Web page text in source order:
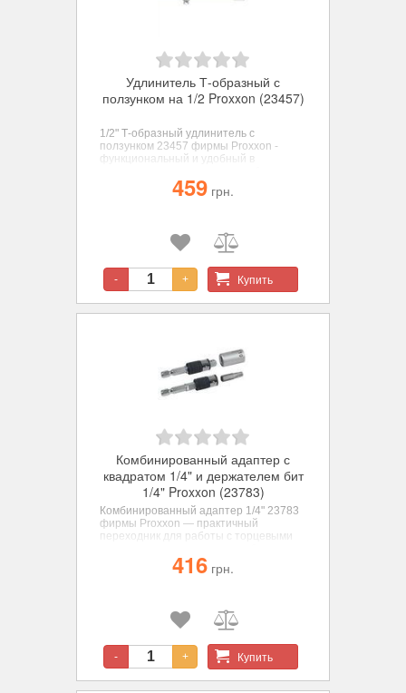
Удлинитель Т-образный с
ползунком на 1/2 Proxxon (23457)
1/2" Т-образный удлинитель с
ползунком 23457 фирмы Proxxon -
функциональный и удобный в
трещотками и отверточными
459 грн.
- + Купить
Комбинированный адаптер с
квадратом 1/4" и держателем бит
1/4" Proxxon (23783)
Комбинированный адаптер 1/4" 23783
фирмы Proxxon — практичный
переходник для работы с торцевыми
Подходит для использования в
аккумуляторных и электрических
416 грн.
- + Купить